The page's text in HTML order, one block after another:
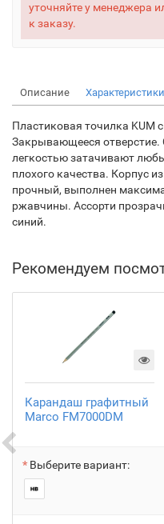
уточняйте у менеджера
к заказу.
Описание Характеристики
Пластиковая точилка KUM
Закрывающееся отверстие.
легкостью затачивают
плохого качества. Корпус
прочный, выполнен
ржавчины. Ассорти
синий.
Рекомендуем
Карандаш графитный
Marco FM7000DM
Выберите вариант: